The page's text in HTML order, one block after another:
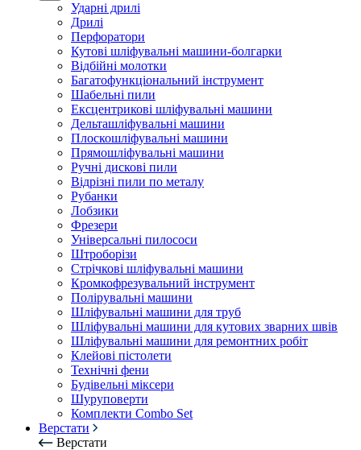
Ударні дрилі
Дрилі
Перфоратори
Кутові шліфувальні машини-болгарки
Відбійні молотки
Багатофункціональний інструмент
Шабельні пили
Ексцентрикові шліфувальні машини
Дельташліфувальні машини
Плоскошліфувальні машини
Прямошліфувальні машини
Ручні дискові пили
Відрізні пили по металу
Рубанки
Лобзики
Фрезери
Універсальні пилососи
Штроборізи
Стрічкові шліфувальні машини
Кромкофрезувальний інструмент
Полірувальні машини
Шліфувальні машини для труб
Шліфувальні машини для кутових зварних швів
Шліфувальні машини для ремонтних робіт
Клейові пістолети
Технічні фени
Будівельні міксери
Шуруповерти
Комплекти Combo Set
Верстати
Верстати